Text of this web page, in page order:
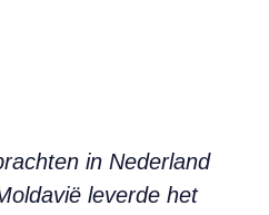
in Nederland
leverde het